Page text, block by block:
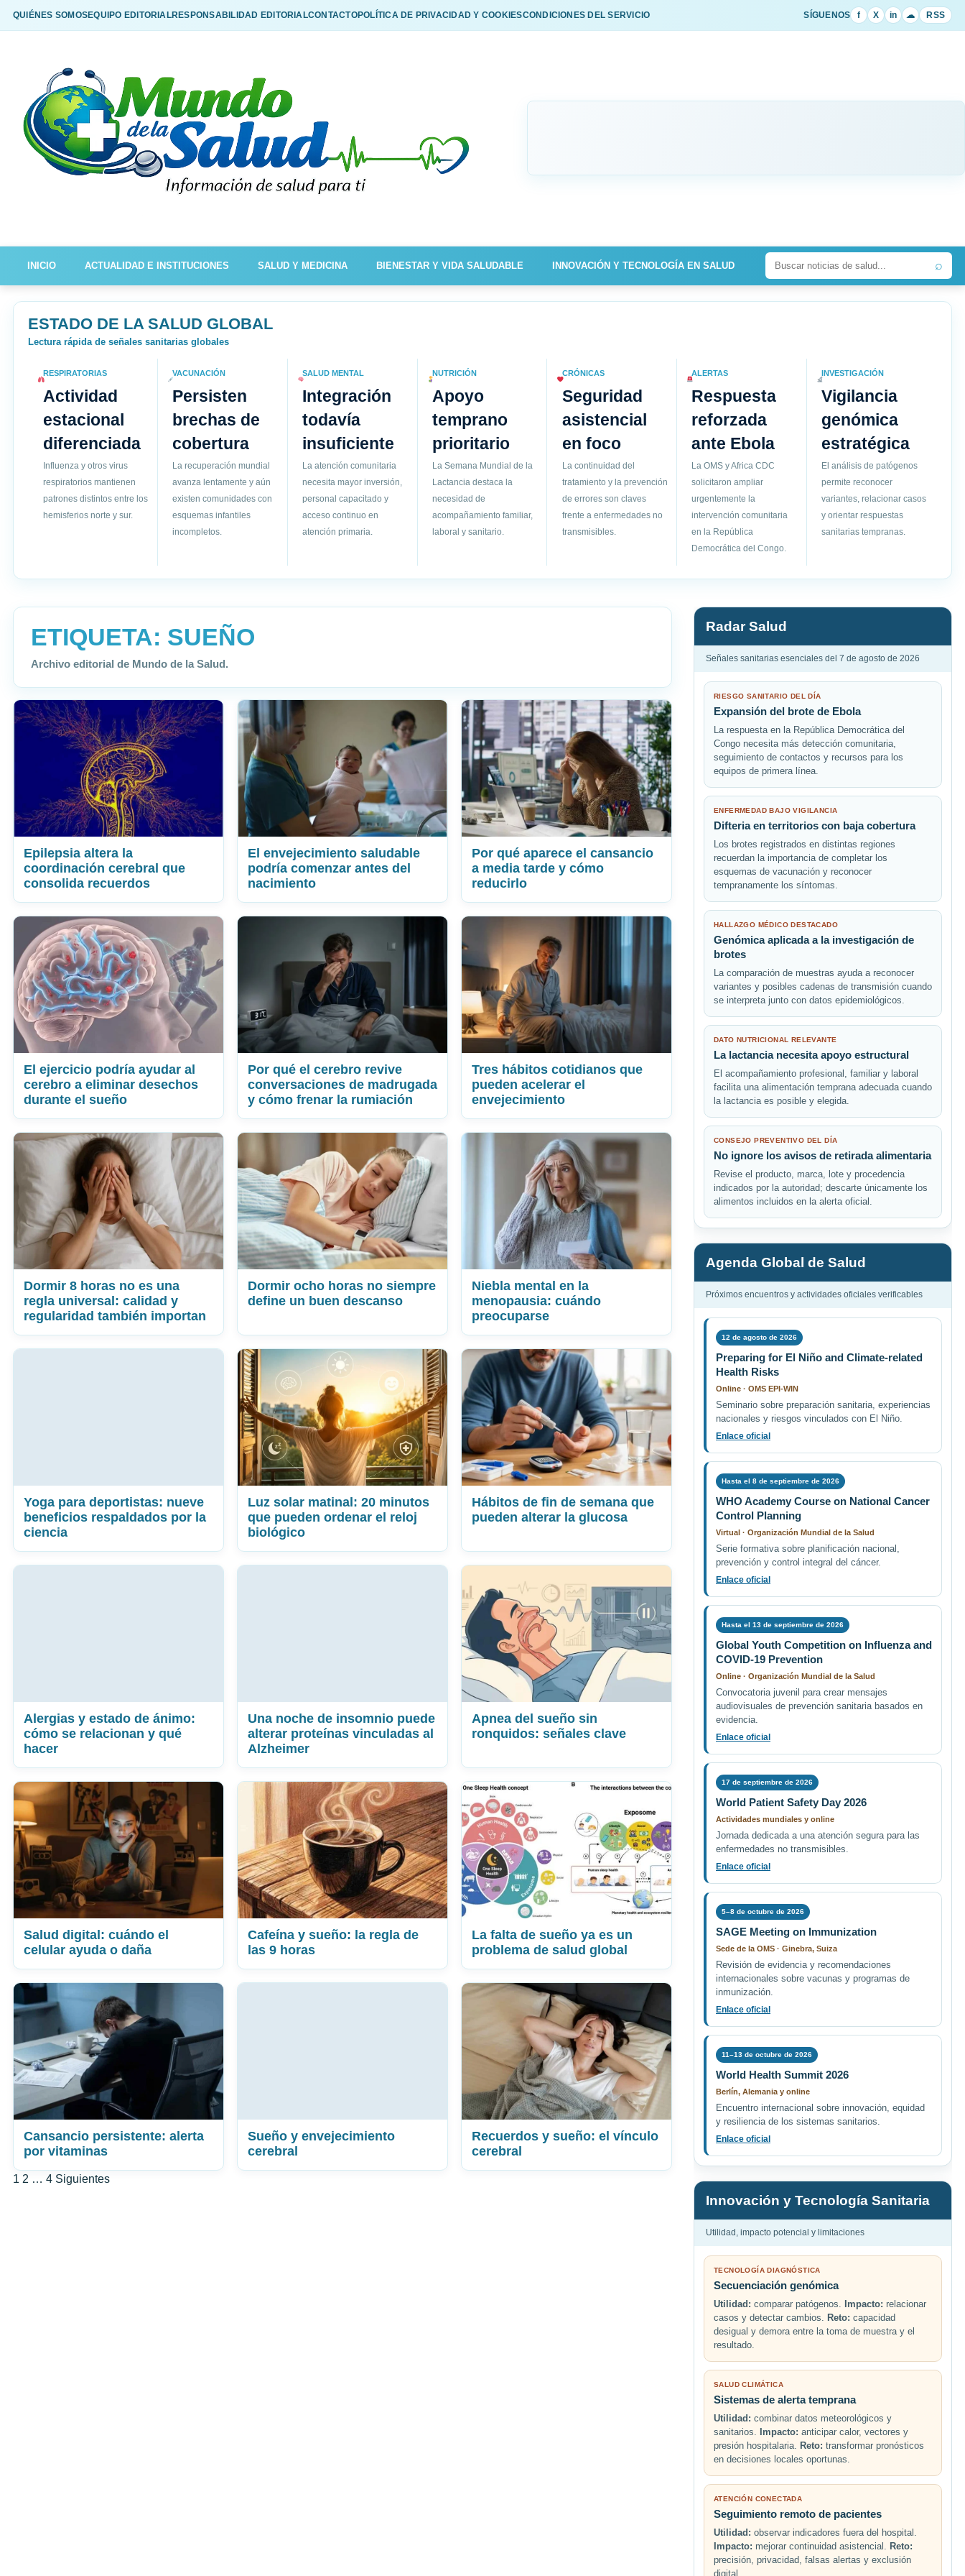
QUIÉNES SOMOSEQUIPO EDITORIALRESPONSABILIDAD EDITORIALCONTACTOPOLÍTICA DE PRIVACIDAD Y COOKIESCONDICIONES DEL SERVICIO SÍGUENOS f X in ☁ RSS
INICIO ACTUALIDAD E INSTITUCIONES SALUD Y MEDICINA BIENESTAR Y VIDA SALUDABLE INNOVACIÓN Y TECNOLOGÍA EN SALUD ⌕
ESTADO DE LA SALUD GLOBAL
Lectura rápida de señales sanitarias globales
RESPIRATORIAS
Actividad
estacional
diferenciada
Influenza y otros virus
respiratorios mantienen
patrones distintos entre los
hemisferios norte y sur.
VACUNACIÓN
Persisten
brechas de
cobertura
La recuperación mundial
avanza lentamente y aún
existen comunidades con
esquemas infantiles
incompletos.
SALUD MENTAL
Integración
todavía
insuficiente
La atención comunitaria
necesita mayor inversión,
personal capacitado y
acceso continuo en
atención primaria.
NUTRICIÓN
Apoyo
temprano
prioritario
La Semana Mundial de la
Lactancia destaca la
necesidad de
acompañamiento familiar,
laboral y sanitario.
CRÓNICAS
Seguridad
asistencial
en foco
La continuidad del
tratamiento y la prevención
de errores son claves
frente a enfermedades no
transmisibles.
ALERTAS
Respuesta
reforzada
ante Ebola
La OMS y Africa CDC
solicitaron ampliar
urgentemente la
intervención comunitaria
en la República
Democrática del Congo.
INVESTIGACIÓN
Vigilancia
genómica
estratégica
El análisis de patógenos
permite reconocer
variantes, relacionar casos
y orientar respuestas
sanitarias tempranas.
ETIQUETA: SUEÑO
Archivo editorial de Mundo de la Salud.
Epilepsia altera la
coordinación cerebral que
consolida recuerdos
El envejecimiento saludable
podría comenzar antes del
nacimiento
Por qué aparece el cansancio
a media tarde y cómo
reducirlo
El ejercicio podría ayudar al
cerebro a eliminar desechos
durante el sueño
Por qué el cerebro revive
conversaciones de madrugada
y cómo frenar la rumiación
Tres hábitos cotidianos que
pueden acelerar el
envejecimiento
Dormir 8 horas no es una
regla universal: calidad y
regularidad también importan
Dormir ocho horas no siempre
define un buen descanso
Niebla mental en la
menopausia: cuándo
preocuparse
Yoga para deportistas: nueve
beneficios respaldados por la
ciencia
Luz solar matinal: 20 minutos
que pueden ordenar el reloj
biológico
Hábitos de fin de semana que
pueden alterar la glucosa
Alergias y estado de ánimo:
cómo se relacionan y qué
hacer
Una noche de insomnio puede
alterar proteínas vinculadas al
Alzheimer
Apnea del sueño sin
ronquidos: señales clave
Salud digital: cuándo el
celular ayuda o daña
Cafeína y sueño: la regla de
las 9 horas
La falta de sueño ya es un
problema de salud global
Cansancio persistente: alerta
por vitaminas
Sueño y envejecimiento
cerebral
Recuerdos y sueño: el vínculo
cerebral
Paginación
1 2 … 4 Siguientes
Radar Salud
Señales sanitarias esenciales del 7 de agosto de 2026
RIESGO SANITARIO DEL DÍA
Expansión del brote de Ebola
La respuesta en la República Democrática del
Congo necesita más detección comunitaria,
seguimiento de contactos y recursos para los
equipos de primera línea.
ENFERMEDAD BAJO VIGILANCIA
Difteria en territorios con baja cobertura
Los brotes registrados en distintas regiones
recuerdan la importancia de completar los
esquemas de vacunación y reconocer
tempranamente los síntomas.
HALLAZGO MÉDICO DESTACADO
Genómica aplicada a la investigación de
brotes
La comparación de muestras ayuda a reconocer
variantes y posibles cadenas de transmisión cuando
se interpreta junto con datos epidemiológicos.
DATO NUTRICIONAL RELEVANTE
La lactancia necesita apoyo estructural
El acompañamiento profesional, familiar y laboral
facilita una alimentación temprana adecuada cuando
la lactancia es posible y elegida.
CONSEJO PREVENTIVO DEL DÍA
No ignore los avisos de retirada alimentaria
Revise el producto, marca, lote y procedencia
indicados por la autoridad; descarte únicamente los
alimentos incluidos en la alerta oficial.
Agenda Global de Salud
Próximos encuentros y actividades oficiales verificables
12 de agosto de 2026
Preparing for El Niño and Climate-related
Health Risks
Online · OMS EPI-WIN
Seminario sobre preparación sanitaria, experiencias
nacionales y riesgos vinculados con El Niño.
Enlace oficial
Hasta el 8 de septiembre de 2026
WHO Academy Course on National Cancer
Control Planning
Virtual · Organización Mundial de la Salud
Serie formativa sobre planificación nacional,
prevención y control integral del cáncer.
Enlace oficial
Hasta el 13 de septiembre de 2026
Global Youth Competition on Influenza and
COVID-19 Prevention
Online · Organización Mundial de la Salud
Convocatoria juvenil para crear mensajes
audiovisuales de prevención sanitaria basados en
evidencia.
Enlace oficial
17 de septiembre de 2026
World Patient Safety Day 2026
Actividades mundiales y online
Jornada dedicada a una atención segura para las
enfermedades no transmisibles.
Enlace oficial
5–8 de octubre de 2026
SAGE Meeting on Immunization
Sede de la OMS · Ginebra, Suiza
Revisión de evidencia y recomendaciones
internacionales sobre vacunas y programas de
inmunización.
Enlace oficial
11–13 de octubre de 2026
World Health Summit 2026
Berlín, Alemania y online
Encuentro internacional sobre innovación, equidad
y resiliencia de los sistemas sanitarios.
Enlace oficial
Innovación y Tecnología Sanitaria
Utilidad, impacto potencial y limitaciones
TECNOLOGÍA DIAGNÓSTICA
Secuenciación genómica
Utilidad: comparar patógenos. Impacto: relacionar
casos y detectar cambios. Reto: capacidad
desigual y demora entre la toma de muestra y el
resultado.
SALUD CLIMÁTICA
Sistemas de alerta temprana
Utilidad: combinar datos meteorológicos y
sanitarios. Impacto: anticipar calor, vectores y
presión hospitalaria. Reto: transformar pronósticos
en decisiones locales oportunas.
ATENCIÓN CONECTADA
Seguimiento remoto de pacientes
Utilidad: observar indicadores fuera del hospital.
Impacto: mejorar continuidad asistencial. Reto:
precisión, privacidad, falsas alertas y exclusión
digital.